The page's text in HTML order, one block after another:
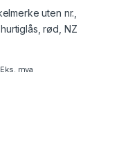
Eks. mva